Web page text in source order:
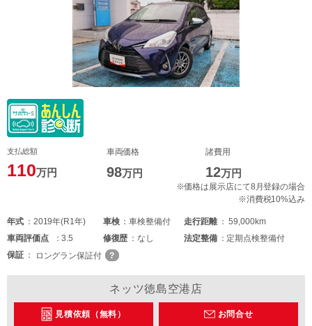
支払総額
110万円
車両価格
98万円
諸費用
12万円
※価格は展示店にて8月登録の場合
※消費税10%込み
年式 2019年(R1年) 車検 車検整備付 走行距離
59,000km
車両評価点 3.5 修復歴 なし 法定整備
定期点検整備付
保証
ロングラン保証付
ネッツ徳島空港店
見積依頼（無料） お問合せ